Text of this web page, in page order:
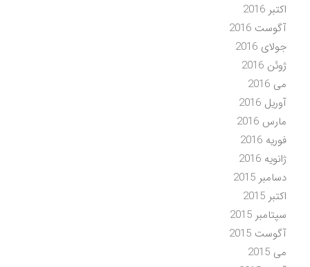
اکتبر 2016
آگوست 2016
جولای 2016
ژوئن 2016
می 2016
آوریل 2016
مارس 2016
فوریه 2016
ژانویه 2016
دسامبر 2015
اکتبر 2015
سپتامبر 2015
آگوست 2015
می 2015